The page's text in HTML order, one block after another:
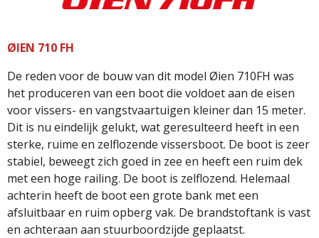
ØIEN 710 FH
De reden voor de bouw van dit model Øien 710FH was
het produceren van een boot die voldoet aan de eisen
voor vissers- en vangstvaartuigen kleiner dan 15 meter.
Dit is nu eindelijk gelukt, wat geresulteerd heeft in een
sterke, ruime en zelflozende vissersboot. De boot is zeer
stabiel, beweegt zich goed in zee en heeft een ruim dek
met een hoge railing. De boot is zelflozend. Helemaal
achterin heeft de boot een grote bank met een
afsluitbaar en ruim opberg vak. De brandstoftank is vast
en achteraan aan stuurboordzijde geplaatst.